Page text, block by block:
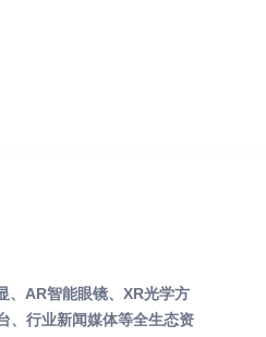
、AR智能眼镜、XR光学方
、行业新闻媒体等全生态资